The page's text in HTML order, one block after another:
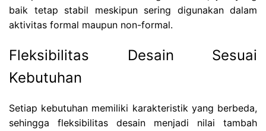
baik tetap stabil meskipun sering digunakan dalam
aktivitas formal maupun non-formal.
Fleksibilitas Desain Sesuai
Kebutuhan
Setiap kebutuhan memiliki karakteristik yang berbeda,
sehingga fleksibilitas desain menjadi nilai tambah